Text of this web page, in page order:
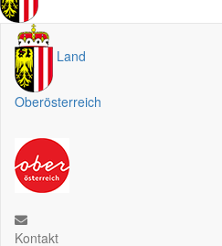
Land
Oberösterreich
Kontakt